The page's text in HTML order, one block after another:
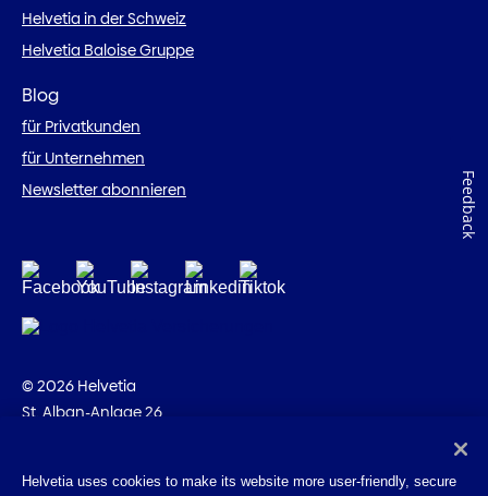
Helvetia in der Schweiz
Helvetia Baloise Gruppe
Blog
für Privatkunden
für Unternehmen
Newsletter abonnieren
© 2026 Helvetia
St. Alban-Anlage 26
Helvetia uses cookies to make its website more user-friendly, secure
Feedback